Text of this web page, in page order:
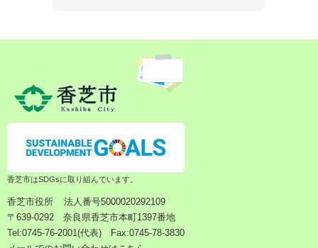
香芝市はSDGsに取り組んでいます。
香芝市役所
法人番号5000020292109
〒639-0292 奈良県香芝市本町1397番地
Tel:0745-76-2001(代表) Fax:0745-78-3830